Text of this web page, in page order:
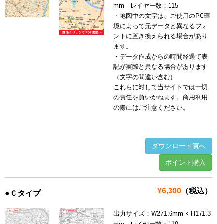
mm レイヤー数：115
・地図中の文字は、ご使用のPC環
境によって元データと異なるフォ
ントに置き換えられる場合があり
ます。
・データ作成からの時間経過で表
記が実際と異なる場合があります
（文字の間違い含む）
これらに対して当サイトでは一切
の責任を負いかねます。商用利用
の際にはご注意ください。
ダウンロード頁へ
ポイント購入
¥6,300 （税込）
●Ｃタイプ
出力サイズ：W271.6mm × H171.3